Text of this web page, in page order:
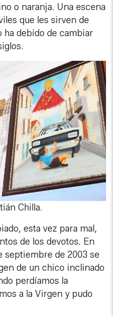
o naranja. Una escena
que les sirven de
ha debido de cambiar
Chilla.
esta vez para mal,
de los devotos. En
septiembre de 2003 se
de un chico inclinado
perdíamos la
a la Virgen y pudo